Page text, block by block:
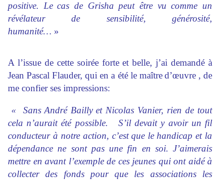
positive. Le cas de Grisha peut être vu comme un
révélateur de sensibilité, générosité,
humanité… »
A l’issue de cette soirée forte et belle, j’ai demandé à
Jean Pascal Flauder, qui en a été le maître d’œuvre , de
me confier ses impressions:
« Sans André Bailly et Nicolas Vanier, rien de tout
cela n’aurait été possible. S’il devait y avoir un fil
conducteur à notre action, c’est que le handicap et la
dépendance ne sont pas une fin en soi. J’aimerais
mettre en avant l’exemple de ces jeunes qui ont aidé à
collecter des fonds pour que les associations les